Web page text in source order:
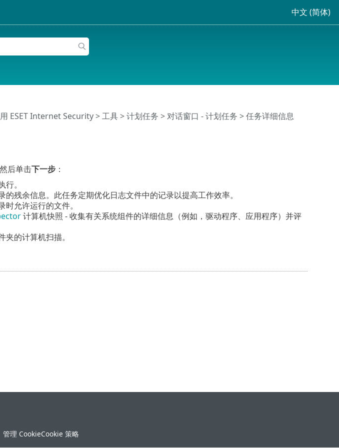
中文 (简体)
ESET Internet Security>工具>计划任务 > 对话窗口 - 计划任务 > 任务详细信息
后单击下一步：
。
残余信息。此任务定期优化日志文件中的记录以提高工作效率。
允许运行的文件。
计算机快照 - 收集有关系统组件的详细信息（例如，驱动程序、应用程序）并评
的计算机扫描。
管理 CookieCookie 策略